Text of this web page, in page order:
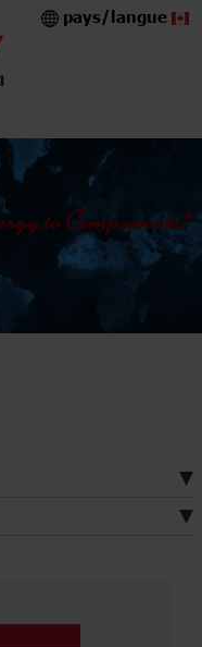
pays/langue